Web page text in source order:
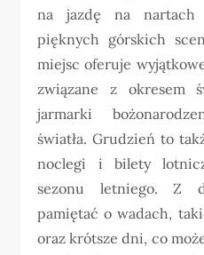
na jazdę na nartach
pięknych górskich
miejsc oferuje
związane z okresem
jarmarki
światła. Grudzień to
noclegi i bilety
sezonu letniego. Z
pamiętać o wadach,
oraz krótsze dni, co